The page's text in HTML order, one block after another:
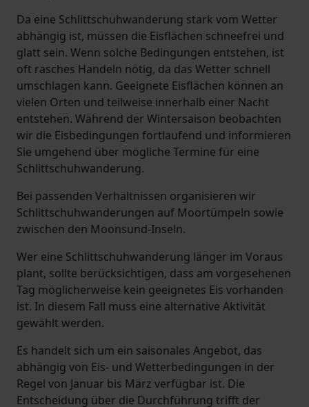
Da eine Schlittschuhwanderung stark vom Wetter
abhängig ist, müssen die Eisflächen schneefrei und
glatt sein. Wenn solche Bedingungen entstehen, ist
oft rasches Handeln nötig, da das Wetter schnell
umschlagen kann. Geeignete Eisflächen können an
vielen Orten und teilweise innerhalb einer Nacht
entstehen. Während der Wintersaison beobachten
wir die Eisbedingungen fortlaufend und informieren
Sie umgehend über mögliche Termine für eine
Schlittschuhwanderung.
Bei passenden Verhältnissen organisieren wir
Schlittschuhwanderungen auf Moortümpeln sowie
zwischen den Moonsund-Inseln.
Wer eine Schlittschuhwanderung länger im Voraus
plant, sollte berücksichtigen, dass am vorgesehenen
Tag möglicherweise kein geeignetes Eis vorhanden
ist. In diesem Fall muss eine alternative Aktivität
gewählt werden.
Es handelt sich um ein saisonales Angebot, das
abhängig von Eis- und Wetterbedingungen in der
Regel von Januar bis März verfügbar ist. Die
Entscheidung über die Durchführung trifft der